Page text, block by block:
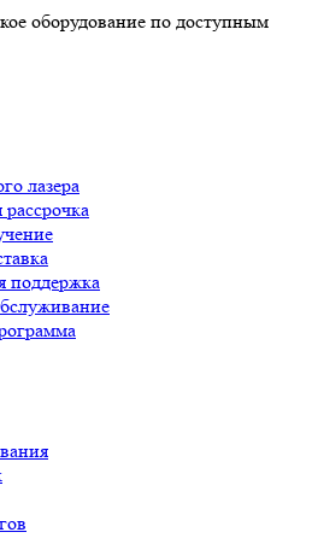
оборудование по доступным
лазера
поддержка